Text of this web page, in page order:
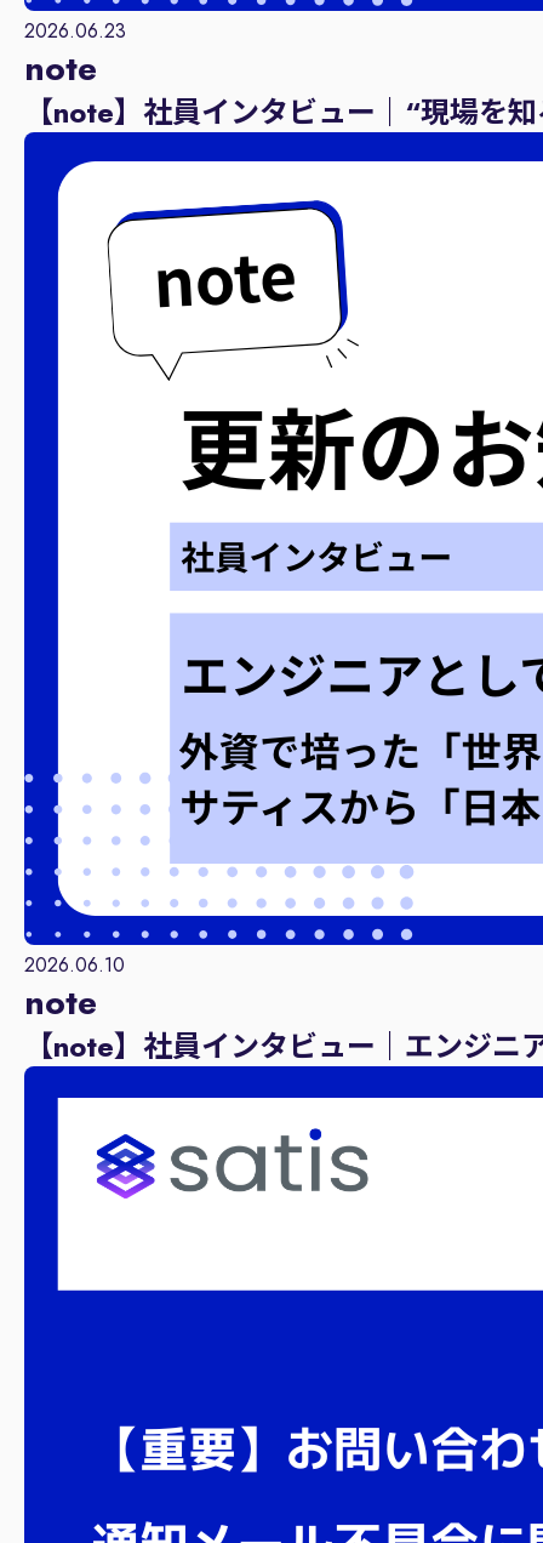
2026.06.23
note
【note】社員インタビュー｜“現場
2026.06.10
note
【note】社員インタビュー｜エンジ